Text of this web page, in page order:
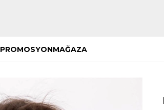
PROMOSYONMAĞAZA